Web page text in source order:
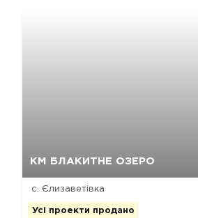
КМ БЛАКИТНЕ ОЗЕРО
с. Єлизаветівка
Усі проекти продано